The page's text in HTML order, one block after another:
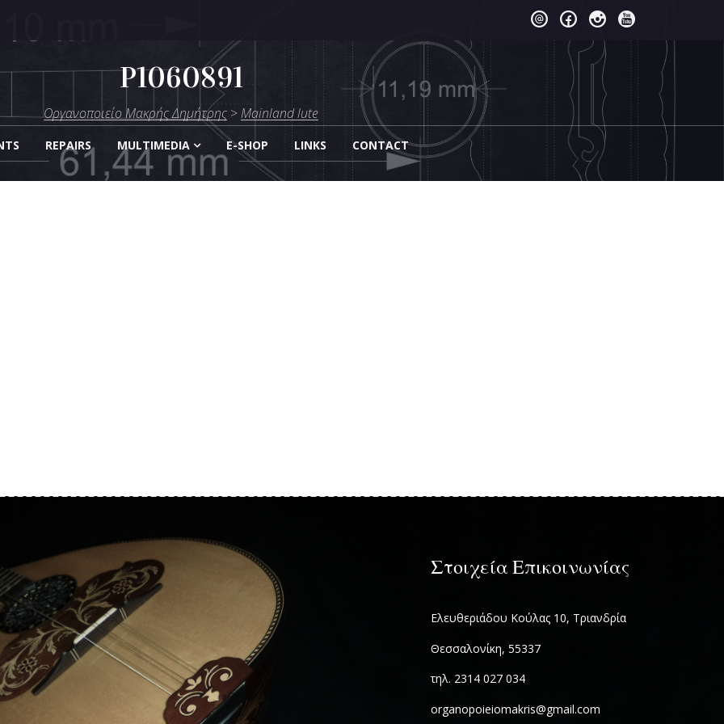
REPAIRS MULTIMEDIA E-SHOP LINKS CONTACT
P1060891
Οργανοποιείο Μακρής Δημήτρης >Mainland lute
Στοιχεία Επικοινωνίας
Ελευθεριάδου Κούλας 10, Τριανδρία
Θεσσαλονίκη, 55337
τηλ. 2314 027 034
organopoieiomakris@gmail.com